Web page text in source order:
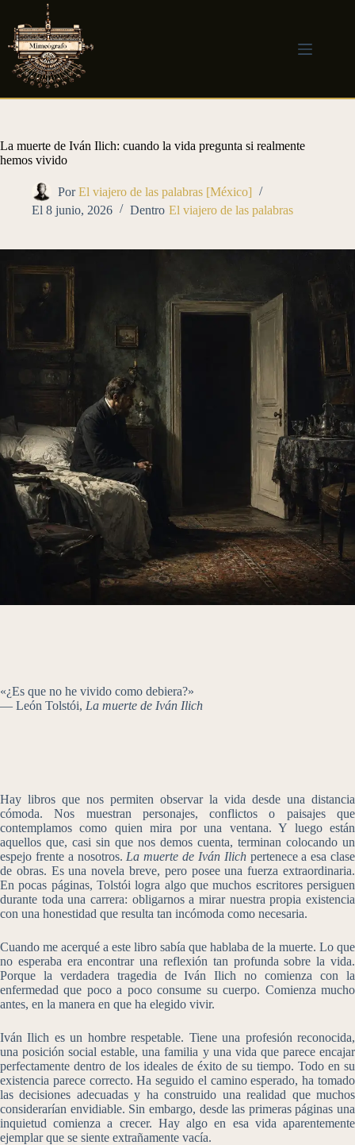
contenido
La muerte de Iván Ilich: cuando la vida pregunta si realmente
hemos vivido
Por El viajero de las palabras [México]
El 8 junio, 2026 Dentro El viajero de las palabras
«¿Es que no he vivido como debiera?»
— León Tolstói, La muerte de Iván Ilich
Hay libros que nos permiten observar la vida desde una distancia
cómoda. Nos muestran personajes, conflictos o paisajes que
contemplamos como quien mira por una ventana. Y luego están
aquellos que, casi sin que nos demos cuenta, terminan colocando un
espejo frente a nosotros. La muerte de Iván Ilichpertenece a esa clase
de obras. Es una novela breve, pero posee una fuerza extraordinaria.
En pocas páginas, Tolstói logra algo que muchos escritores persiguen
durante toda una carrera: obligarnos a mirar nuestra propia existencia
con una honestidad que resulta tan incómoda como necesaria.
Cuando me acerqué a este libro sabía que hablaba de la muerte. Lo que
no esperaba era encontrar una reflexión tan profunda sobre la vida.
Porque la verdadera tragedia de Iván Ilich no comienza con la
enfermedad que poco a poco consume su cuerpo. Comienza mucho
antes, en la manera en que ha elegido vivir.
Iván Ilich es un hombre respetable. Tiene una profesión reconocida,
una posición social estable, una familia y una vida que parece encajar
perfectamente dentro de los ideales de éxito de su tiempo. Todo en su
existencia parece correcto. Ha seguido el camino esperado, ha tomado
las decisiones adecuadas y ha construido una realidad que muchos
considerarían envidiable. Sin embargo, desde las primeras páginas una
inquietud comienza a crecer. Hay algo en esa vida aparentemente
ejemplar que se siente extrañamente vacía.